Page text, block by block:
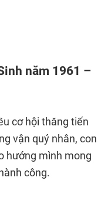
năm 1961 –
cơ hội thăng tiến
vận quý nhân, con
hướng mình mong
công.